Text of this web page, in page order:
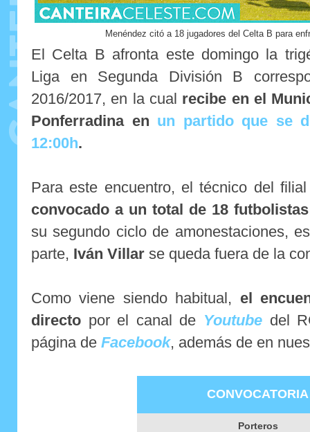
Menéndez citó a 18 jugadores del Celta B para
El Celta B afronta este domingo la
Liga en Segunda División B
2016/2017, en la cual recibe en el
Ponferradina en un partido que se
12:00h.
Para este encuentro, el técnico del
convocado a un total de 18 futbolistas
su segundo ciclo de amonestaciones,
parte, Iván Villar se queda fuera de la
Como viene siendo habitual, el
directo por el canal de Youtubedel
página de Facebook, además de en
CONVOCATORIA
Porteros